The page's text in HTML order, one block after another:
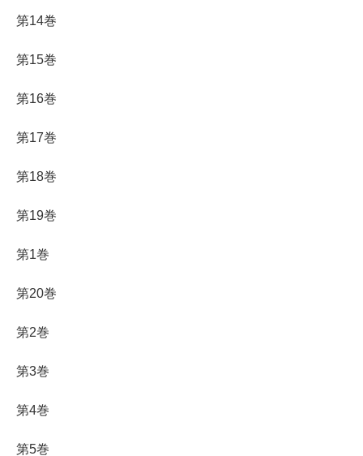
第14巻
第15巻
第16巻
第17巻
第18巻
第19巻
第1巻
第20巻
第2巻
第3巻
第4巻
第5巻